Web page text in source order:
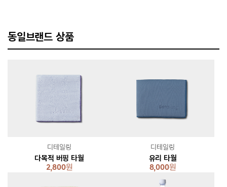
동일브랜드 상품
다목적 버핑 타월
2,800원
디테일링
유리 타월
8,000원
디테일링